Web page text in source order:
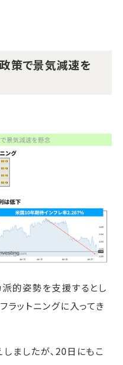
策で景気減速を
的姿勢を支援するとし
ラットニングに入ってき
ましたが、20日にもこ